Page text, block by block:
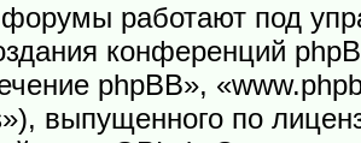
работают под
конференций
phpBB»,
выпущенного по